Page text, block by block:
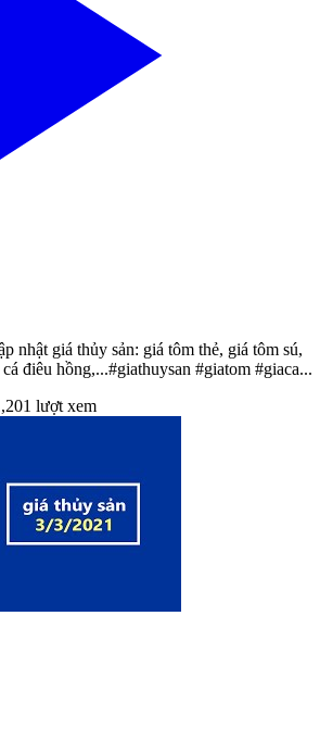
nhật giá thủy sản: giá tôm thẻ, giá tôm sú,
điêu hồng,...#giathuysan​​ #giatom​​ #giaca​​...
lượt xem